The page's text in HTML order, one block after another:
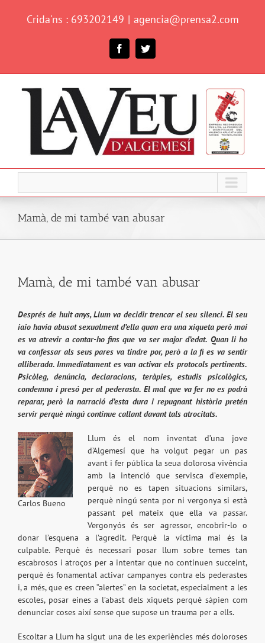
Crida'ns : 693202149 | agencia@prensa2.com
FacebookTwitter
Mamà, de mi també van abusar
Mamà, de mi també van abusar
Després de huit anys, Llum va decidir trencar el seu silenci. El seu
iaio havia abusat sexualment d’ella quan era una xiqueta però mai
es va atrevir a contar-ho fins que va ser major d’edat. Quan li ho
va confessar als seus pares va tindre por, però a la fi es va sentir
alliberada. Immediatament es van activar els protocols pertinents.
Psicòleg, denúncia, declaracions, teràpies, estudis psicològics,
condemna i presó per al pederasta. El mal que va fer no es podrà
reparar, però la narració d’esta dura i repugnant història pretén
servir perquè ningú continue callant davant tals atrocitats.
Carlos Bueno
Llum és el nom inventat d’una jove
d’Algemesí que ha volgut pegar un pas
avant i fer pública la seua dolorosa vivència
amb la intenció que servisca d’exemple,
perquè no es tapen situacions similars,
perquè ningú senta por ni vergonya si està
passant pel mateix que ella va passar.
Vergonyós és ser agressor, encobrir-lo o
donar l’esquena a l’agredit. Perquè la víctima mai és la
culpable. Perquè és necessari posar llum sobre temes tan
escabrosos i atroços per a intentar que no continuen succeint,
perquè és fonamental activar campanyes contra els pederastes
i, a més, que es creen “alertes” en la societat, especialment a les
escoles, posar eines a l’abast dels xiquets perquè sàpien com
denunciar coses així sense que supose un trauma per a ells.
Escoltar a Llum ha sigut una de les experiències més doloroses